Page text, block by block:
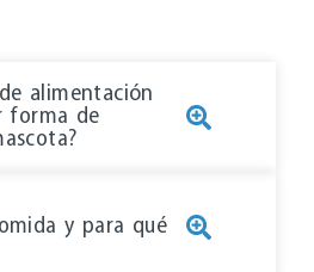
alimentación
forma de
y para qué